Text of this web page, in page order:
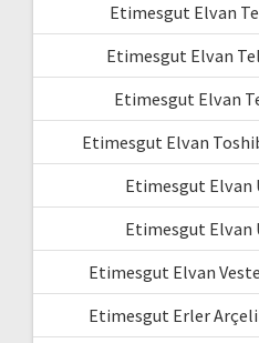
Etimesgut Elvan
Etimesgut Elvan
Etimesgut Elvan
Etimesgut Elvan
Etimesgut Elvan
Etimesgut Elvan
Etimesgut Elvan
Etimesgut Erler